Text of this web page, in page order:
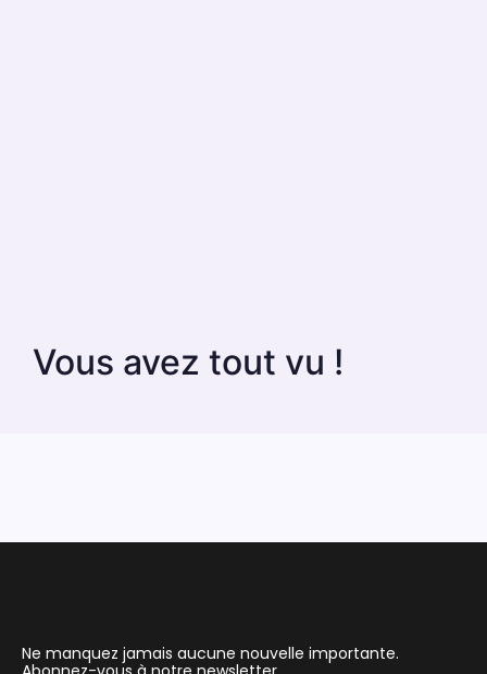
Vous avez tout vu !
Ne manquez jamais aucune nouvelle importante.